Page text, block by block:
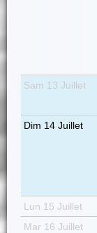
Sam 13 Juillet
Dim 14 Juillet
Lun 15 Juillet
Mar 16 Juillet